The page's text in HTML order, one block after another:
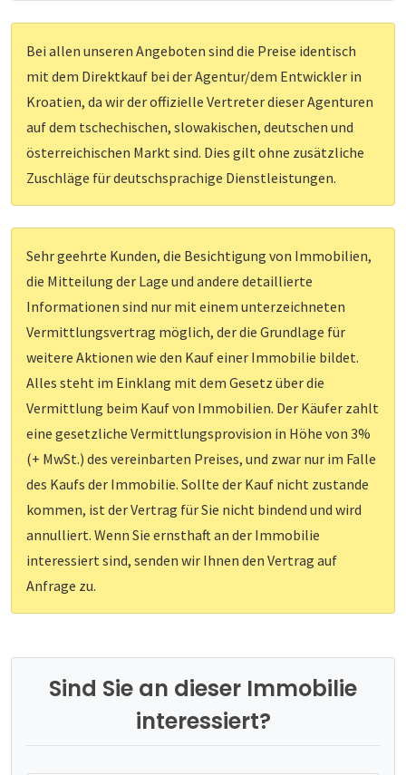
Bei allen unseren Angeboten sind die Preise identisch
mit dem Direktkauf bei der Agentur/dem Entwickler in
Kroatien, da wir der offizielle Vertreter dieser Agenturen
auf dem tschechischen, slowakischen, deutschen und
österreichischen Markt sind. Dies gilt ohne zusätzliche
Zuschläge für deutschsprachige Dienstleistungen.
Sehr geehrte Kunden, die Besichtigung von Immobilien,
die Mitteilung der Lage und andere detaillierte
Informationen sind nur mit einem unterzeichneten
Vermittlungsvertrag möglich, der die Grundlage für
weitere Aktionen wie den Kauf einer Immobilie bildet.
Alles steht im Einklang mit dem Gesetz über die
Vermittlung beim Kauf von Immobilien. Der Käufer zahlt
eine gesetzliche Vermittlungsprovision in Höhe von 3%
(+ MwSt.) des vereinbarten Preises, und zwar nur im Falle
des Kaufs der Immobilie. Sollte der Kauf nicht zustande
kommen, ist der Vertrag für Sie nicht bindend und wird
annulliert. Wenn Sie ernsthaft an der Immobilie
interessiert sind, senden wir Ihnen den Vertrag auf
Anfrage zu.
Sind Sie an dieser Immobilie
interessiert?